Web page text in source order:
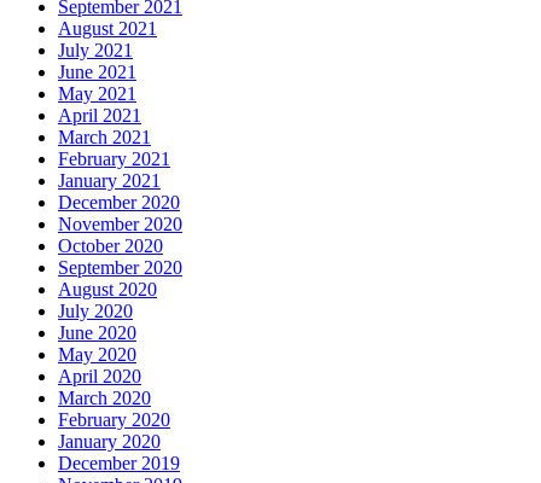
September 2021
August 2021
July 2021
June 2021
May 2021
April 2021
March 2021
February 2021
January 2021
December 2020
November 2020
October 2020
September 2020
August 2020
July 2020
June 2020
May 2020
April 2020
March 2020
February 2020
January 2020
December 2019